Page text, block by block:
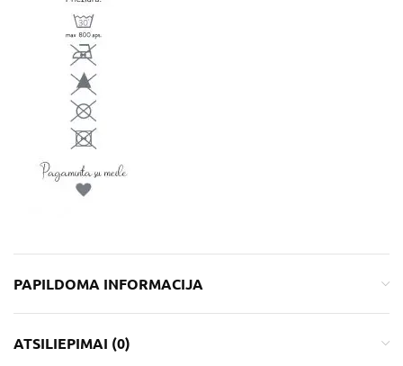
PAPILDOMA INFORMACIJA
ATSILIEPIMAI (0)